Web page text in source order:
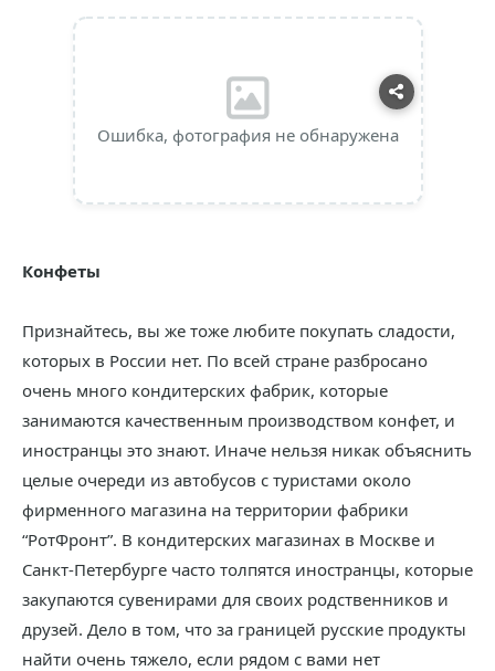
Ошибка, фотография не обнаружена
Конфеты
Признайтесь, вы же тоже любите покупать сладости,
которых в России нет. По всей стране разбросано
очень много кондитерских фабрик, которые
занимаются качественным производством конфет, и
иностранцы это знают. Иначе нельзя никак объяснить
целые очереди из автобусов с туристами около
фирменного магазина на территории фабрики
“РотФронт”. В кондитерских магазинах в Москве и
Санкт-Петербурге часто толпятся иностранцы, которые
закупаются сувенирами для своих родственников и
друзей. Дело в том, что за границей русские продукты
найти очень тяжело, если рядом с вами нет